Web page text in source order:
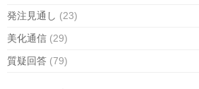
発注見通し (23)
美化通信 (29)
質疑回答 (79)